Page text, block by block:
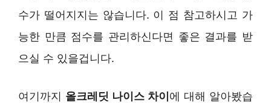
수가 떨어지지는 않습니다. 이 점 참고하시고 가
능한 만큼 점수를 관리하신다면 좋은 결과를 받
으실 수 있을겁니다.
여기까지 올크레딧 나이스 차이에 대해 알아봤습